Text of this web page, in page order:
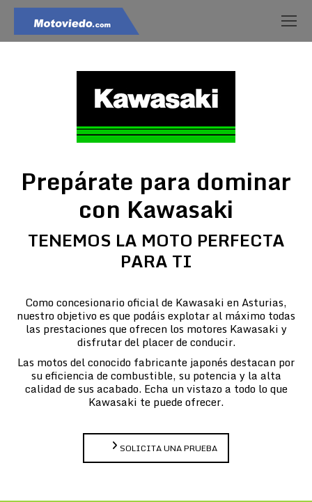
Prepárate para dominar
con Kawasaki
TENEMOS LA MOTO PERFECTA
PARA TI
Como concesionario oficial de Kawasaki en Asturias,
nuestro objetivo es que podáis explotar al máximo todas
las prestaciones que ofrecen los motores Kawasaki y
disfrutar del placer de conducir.
Las motos del conocido fabricante japonés destacan por
su eficiencia de combustible, su potencia y la alta
calidad de sus acabado. Echa un vistazo a todo lo que
Kawasaki te puede ofrecer.
SOLICITA UNA PRUEBA